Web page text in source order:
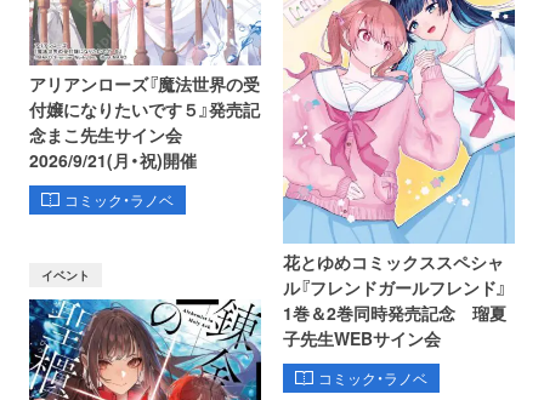
アリアンローズ『魔法世界の受
付嬢になりたいです５』発売記
念まこ先生サイン会
2026/9/21(月・祝)開催
コミック・ラノベ
花とゆめコミックススペシャ
ル『フレンドガールフレンド』
1巻＆2巻同時発売記念 瑠夏
子先生WEBサイン会
コミック・ラノベ
イベント